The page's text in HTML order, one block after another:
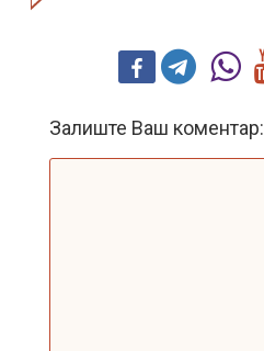
Залиште Ваш коментар: